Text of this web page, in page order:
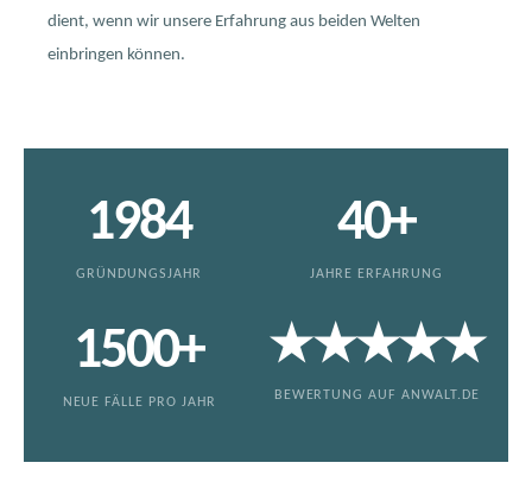
dient, wenn wir unsere Erfahrung aus beiden Welten
einbringen können.
1984
GRÜNDUNGSJAHR
40+
JAHRE ERFAHRUNG
1500+
NEUE FÄLLE PRO JAHR
★★★★★
BEWERTUNG AUF ANWALT.DE